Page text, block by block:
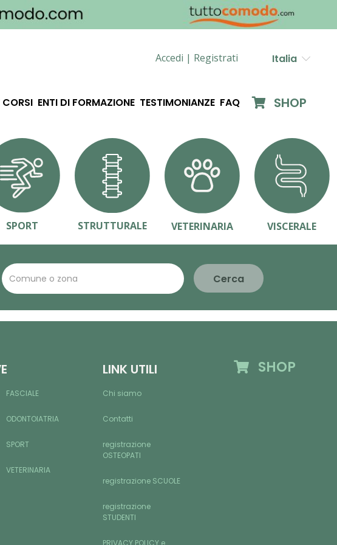
Accedi | Registrati Italia
CORSI ENTI DI FORMAZIONE TESTIMONIANZE FAQ SHOP
SPORT STRUTTURALE VETERINARIA VISCERALE
Cerca
FASCIALE
ODONTOIATRIA
SPORT
VETERINARIA
LINK UTILI
Chi siamo
Contatti
registrazione
OSTEOPATI
registrazione SCUOLE
registrazione
STUDENTI
PRIVACY POLICY e
SHOP